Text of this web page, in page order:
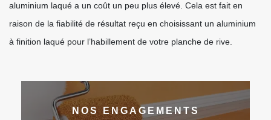
aluminium laqué a un coût un peu plus élevé. Cela est fait en
raison de la fiabilité de résultat reçu en choisissant un aluminium
à finition laqué pour l’habillement de votre planche de rive.
NOS ENGAGEMENTS